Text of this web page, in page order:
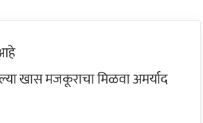
खास मजकूराचा मिळवा अमर्याद